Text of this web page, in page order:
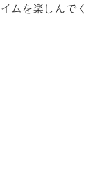
ムを楽しんでく